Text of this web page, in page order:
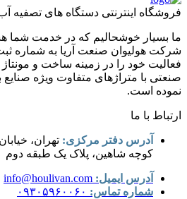
فروشگاه اینترنتی دستگاه های تصفیه
ما بسیار خوشحالیم که در خدمت شما
فعالیت خود را در زمینه ساخت و
صنعتی با متراژهای متفاوت ویژه
نموده است.
ارتباط با ما
آدرس دفتر مرکزی: تهران،
کوچه شاهین، پلاک یک طبقه دوم
آدرس ایمیل: info@houlivan.com
شماره تماس: ۰۹۳۰۵۹۶۰۰۶۰